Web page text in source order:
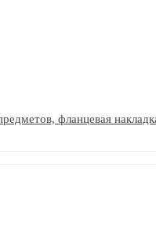
фланцевая